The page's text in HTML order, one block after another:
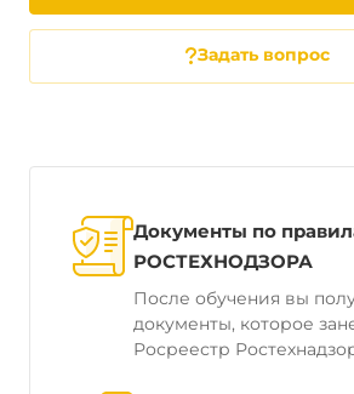
Задать вопрос
Документы по
РОСТЕХНОДЗОРА
После обучения вы
документы, которое
Росреестр